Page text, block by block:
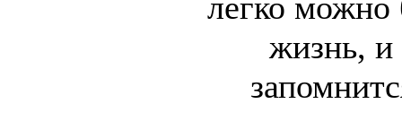
жизнь, и